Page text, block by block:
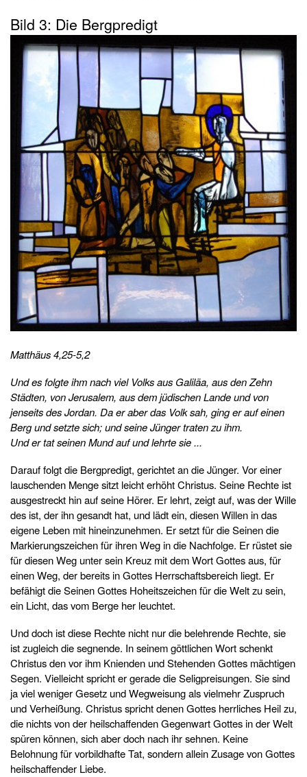
Bild 3: Die Bergpredigt
Matthäus 4,25-5,2
Und es folgte ihm nach viel Volks aus Galiläa, aus den Zehn
Städten, von Jerusalem, aus dem jüdischen Lande und von
jenseits des Jordan. Da er aber das Volk sah, ging er auf einen
Berg und setzte sich; und seine Jünger traten zu ihm.
Und er tat seinen Mund auf und lehrte sie ...
Darauf folgt die Bergpredigt, gerichtet an die Jünger. Vor einer
lauschenden Menge sitzt leicht erhöht Christus. Seine Rechte ist
ausgestreckt hin auf seine Hörer. Er lehrt, zeigt auf, was der Wille
des ist, der ihn gesandt hat, und lädt ein, diesen Willen in das
eigene Leben mit hineinzunehmen. Er setzt für die Seinen die
Markierungszeichen für ihren Weg in die Nachfolge. Er rüstet sie
für diesen Weg unter sein Kreuz mit dem Wort Gottes aus, für
einen Weg, der bereits in Gottes Herrschaftsbereich liegt. Er
befähigt die Seinen Gottes Hoheitszeichen für die Welt zu sein,
ein Licht, das vom Berge her leuchtet.
Und doch ist diese Rechte nicht nur die belehrende Rechte, sie
ist zugleich die segnende. In seinem göttlichen Wort schenkt
Christus den vor ihm Knienden und Stehenden Gottes mächtigen
Segen. Vielleicht spricht er gerade die Seligpreisungen. Sie sind
ja viel weniger Gesetz und Wegweisung als vielmehr Zuspruch
und Verheißung. Christus spricht denen Gottes herrliches Heil zu,
die nichts von der heilschaffenden Gegenwart Gottes in der Welt
spüren können, sich aber doch nach ihr sehnen. Keine
Belohnung für vorbildhafte Tat, sondern allein Zusage von Gottes
heilschaffender Liebe.